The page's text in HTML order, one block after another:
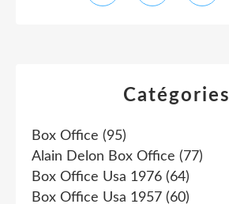
Catégories
Box Office (95)
Alain Delon Box Office (77)
Box Office Usa 1976 (64)
Box Office Usa 1957 (60)